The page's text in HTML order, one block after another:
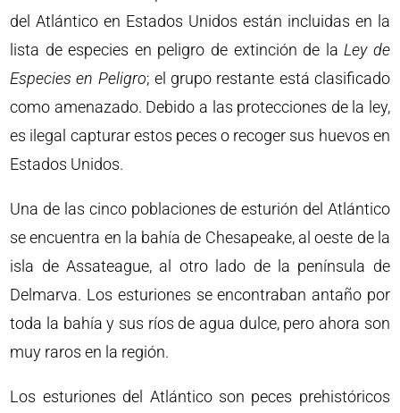
del Atlántico en Estados Unidos están incluidas en la
lista de especies en peligro de extinción de laLey de
Especies en Peligro; el grupo restante está clasificado
como amenazado. Debido a las protecciones de la ley,
es ilegal capturar estos peces o recoger sus huevos en
Estados Unidos.
Una de las cinco poblaciones de esturión del Atlántico
se encuentra en la bahía de Chesapeake, al oeste de la
isla de Assateague, al otro lado de la península de
Delmarva. Los esturiones se encontraban antaño por
toda la bahía y sus ríos de agua dulce, pero ahora son
muy raros en la región.
Los esturiones del Atlántico son peces prehistóricos